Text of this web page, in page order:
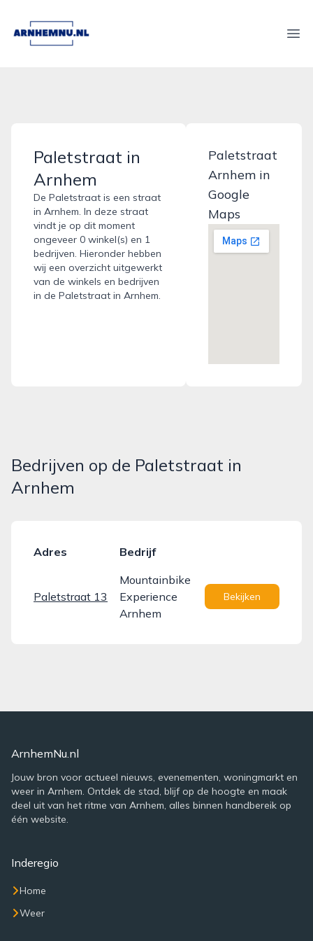
arnhemnu.nl
Paletstraat in
Arnhem
De Paletstraat is een straat
in Arnhem. In deze straat
vindt je op dit moment
ongeveer 0 winkel(s) en 1
bedrijven. Hieronder hebben
wij een overzicht uitgewerkt
van de winkels en bedrijven
in de Paletstraat in Arnhem.
Paletstraat
Arnhem in
Google
Maps
Bedrijven op de Paletstraat in
Arnhem
Adres Bedrijf
Paletstraat 13
Mountainbike
Experience
Arnhem
Bekijken
ArnhemNu.nl
Jouw bron voor actueel nieuws, evenementen, woningmarkt en
weer in Arnhem. Ontdek de stad, blijf op de hoogte en maak
deel uit van het ritme van Arnhem, alles binnen handbereik op
één website.
Inderegio
Home
Weer